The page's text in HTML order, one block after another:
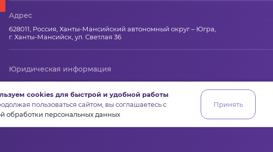
Адрес
628011, Россия, Ханты-Мансийский автономный округ – Югра,
г. Ханты-Мансийск, ул. Светлая 36
Юридическая информация
Региональный грантооператор Фонд «Центр гражданских и социальных
Юридический и почтовый адрес: 628011, Ханты-Мансийск, ул.Светлая, 36
ИНН 8601065590, КПП 860101001
cookies для быстрой и удобной работы
пользоваться сайтом, вы соглашаетесь с
обработки персональных данных
Принять